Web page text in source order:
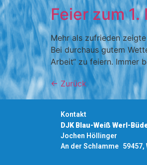
Feier zum
Mehr als zufrieden
Bei durchaus gutem
Arbeit“ zu feiern. Immer
← Zurück
Kontakt
DJK Blau-Weiß Werl-
Jochen Höllinger
An der Schlamme 59457,